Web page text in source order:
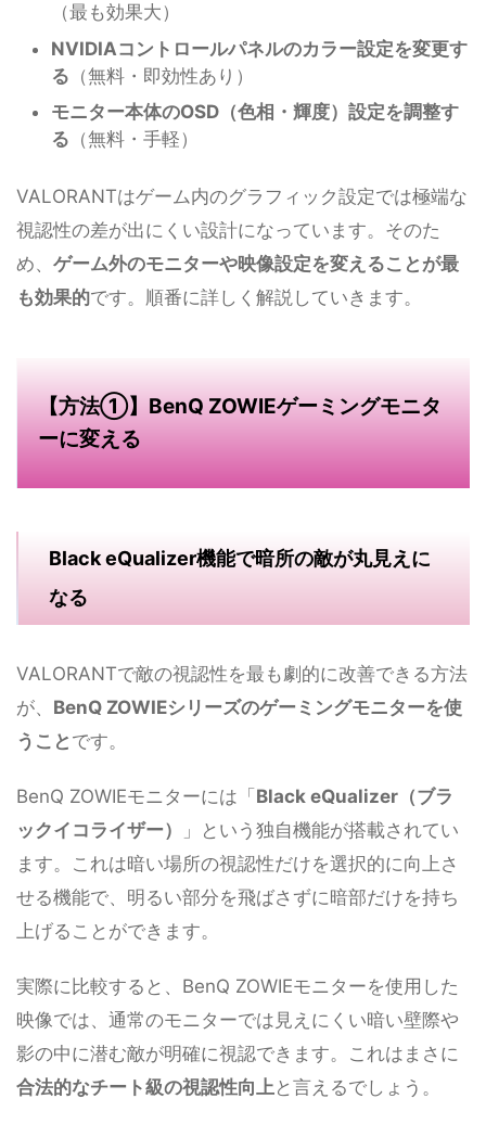
（最も効果大）
NVIDIAコントロールパネルのカラー設定を変更す
る （無料・即効性あり）
モニター本体のOSD（色相・輝度）設定を調整す
る （無料・手軽）
VALORANTはゲーム内のグラフィック設定では極端な
視認性の差が出にくい設計になっています。そのた
め、 ゲーム外のモニターや映像設定を変えることが最
も効果的です。順番に詳しく解説していきます。
【方法①】BenQ ZOWIEゲーミングモニタ
ーに変える
Black eQualizer機能で暗所の敵が丸見えに
なる
VALORANTで敵の視認性を最も劇的に改善できる方法
が、 BenQ ZOWIEシリーズのゲーミングモニターを使
うこと です。
BenQ ZOWIEモニターには「Black eQualizer（ブラ
ックイコライザー）
」という独自機能が搭載されてい
ます。これは暗い場所の視認性だけを選択的に向上さ
せる機能で、明るい部分を飛ばさずに暗部だけを持ち
上げることができます。
実際に比較すると、BenQ ZOWIEモニターを使用した
映像では、通常のモニターでは見えにくい暗い壁際や
影の中に潜む敵が明確に視認できます。これはまさに
合法的なチート級の視認性向上 と言えるでしょう。